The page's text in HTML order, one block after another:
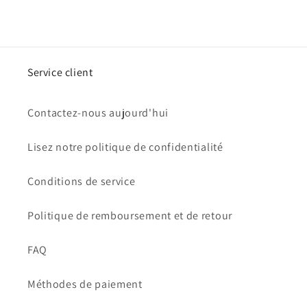
Service client
Contactez-nous aujourd'hui
Lisez notre politique de confidentialité
Conditions de service
Politique de remboursement et de retour
FAQ
Méthodes de paiement